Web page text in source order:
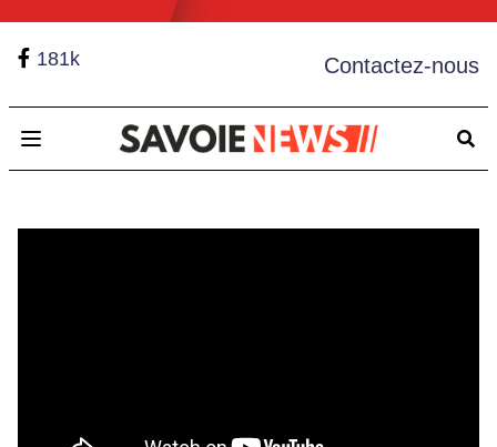
181k Contactez-nous
Open main menu